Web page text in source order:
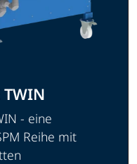
TWIN
- eine
Reihe mit